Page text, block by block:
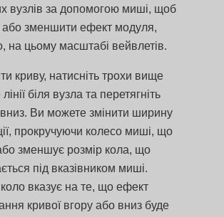
вузлів за допомогою миші, щоб
або зменшити ефект модуля,
на цьому масштабі вейвлетів.
криву, натисніть трохи вище
біля вузла та перетягніть
Ви можете змінити ширину
прокручуючи колесо миші, що
зменшує розмір кола, що
під вказівником миші.
вказує на те, що ефект
кривої вгору або вниз буде